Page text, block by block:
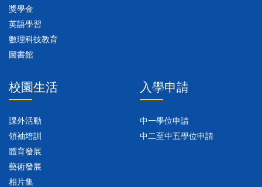
獎學金
英語學習
數理科技教育
圖書館
校園生活
課外活動
領袖培訓
體育發展
藝術發展
相片集
入學申請
中一學位申請
中二至中五學位申請